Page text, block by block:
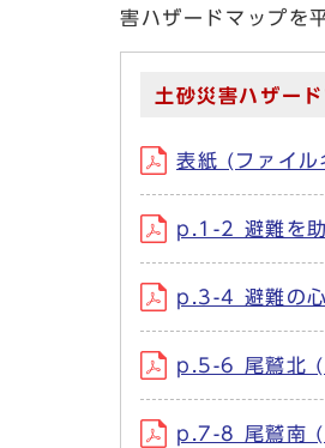
害ハザードマップを
土砂災害ハザー
表紙 (ファイ
p.1-2 避難を
p.3-4 避難の
p.5-6 尾鷲北
p.7-8 尾鷲南